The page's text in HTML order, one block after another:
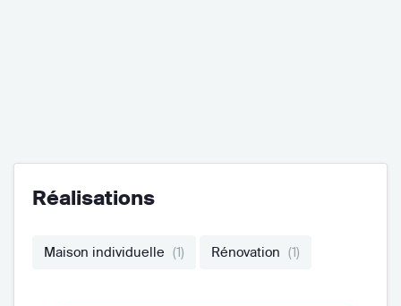
Réalisations
Maison individuelle (1) Rénovation (1)